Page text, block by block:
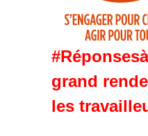
grand
les